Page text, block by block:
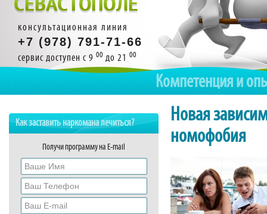
Компетенция и
консультационная линия
+7 (978) 791-71-66
сервис доступен с 9 00 до 21 00
Как заставить наркомана лечиться?
Получи программу на E-mail
Новая
номофобия